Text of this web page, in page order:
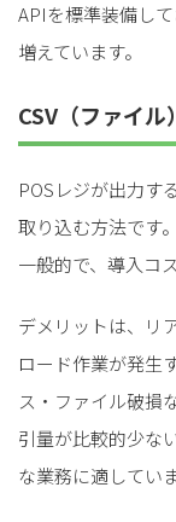
APIを標準装備し
増えています。
CSV（ファイル
POSレジが出力す
取り込む方法です
一般的で、導入コ
デメリットは、リ
ロード作業が発生
ス・ファイル破損
引量が比較的少な
な業務に適していま